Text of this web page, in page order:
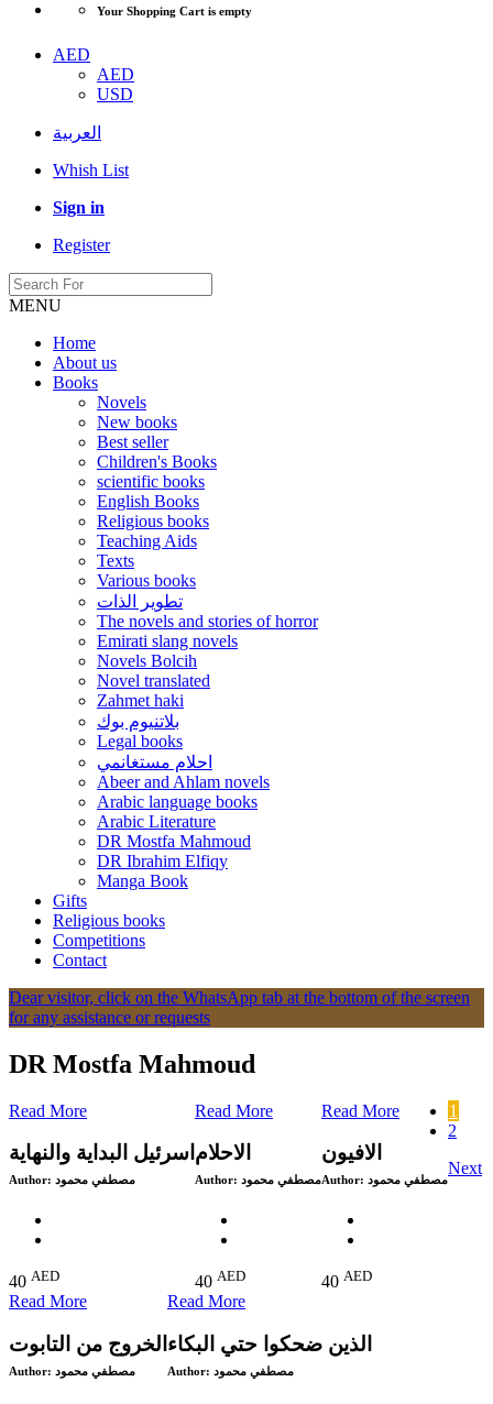
Your Shopping Cart is empty
AED
AED
USD
العربية
Whish List
Sign in
Register
MENU
Home
About us
Books
Novels
New books
Best seller
Children's Books
scientific books
English Books
Religious books
Teaching Aids
Texts
Various books
تطوير الذات
The novels and stories of horror
Emirati slang novels
Novels Bolcih
Novel translated
Zahmet haki
بلاتنيوم بوك
Legal books
احلام مستغانمي
Abeer and Ahlam novels
Arabic language books
Arabic Literature
DR Mostfa Mahmoud
DR Ibrahim Elfiqy
Manga Book
Gifts
Religious books
Competitions
Contact
Dear visitor, click on the WhatsApp tab at the bottom of the screen
for any assistance or requests
DR Mostfa Mahmoud
Read More
اسرئيل البداية والنهاية
Author: مصطفي محمود
40 AED
Read More
الاحلام
Author: مصطفي محمود
40 AED
Read More
الافيون
Author: مصطفي محمود
40 AED
Read More
الخروج من التابوت
Author: مصطفي محمود
Read More
الذين ضحكوا حتي البكاء
Author: مصطفي محمود
1
2
Next